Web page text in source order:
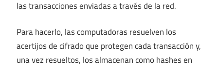
las transacciones enviadas a través de la red.
Para hacerlo, las computadoras resuelven los
acertijos de cifrado que protegen cada transacción y,
una vez resueltos, los almacenan como hashes en